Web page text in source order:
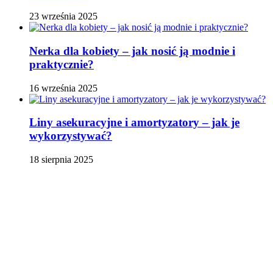
23 września 2025
Nerka dla kobiety – jak nosić ją modnie i
praktycznie?
16 września 2025
Liny asekuracyjne i amortyzatory – jak je
wykorzystywać?
18 sierpnia 2025